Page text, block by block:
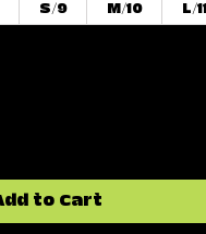
S/9 M/10 L/11
to Cart